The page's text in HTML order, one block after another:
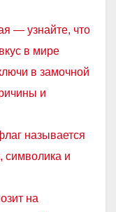
— узнайте, что
в мире
в замочной
и
называется
символика и
на